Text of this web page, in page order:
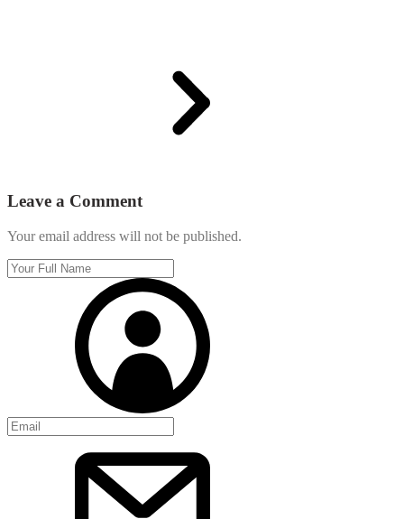
Leave a Comment
Your email address will not be published.